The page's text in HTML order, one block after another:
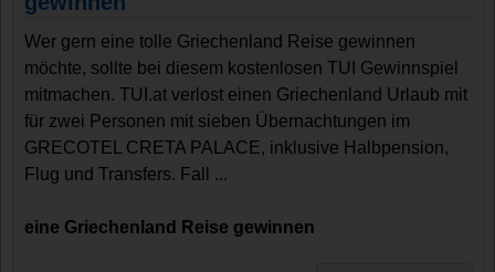
Wer gern eine tolle Griechenland Reise gewinnen
möchte, sollte bei diesem kostenlosen TUI Gewinnspiel
mitmachen. TUI.at verlost einen Griechenland Urlaub mit
für zwei Personen mit sieben Übernachtungen im
GRECOTEL CRETA PALACE, inklusive Halbpension,
Flug und Transfers. Fall ...
eine Griechenland Reise gewinnen